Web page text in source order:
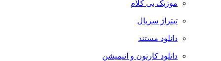
موزیک بی کلام
تیتراژ سریال
دانلود مستند
دانلود کارتون و انیمیشن